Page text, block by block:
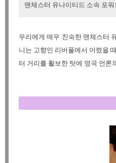
맨체스터 유나이티드 소속 포워
우리에게 매우 친숙한 맨체스터
니는 고향인 리버풀에서 어렸을
터 거리를 활보한 탓에 영국 언론